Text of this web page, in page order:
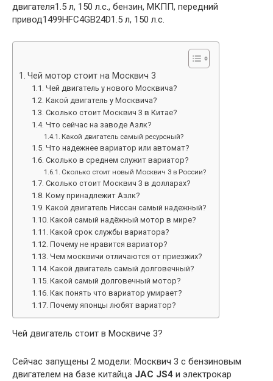
двигателя1.5 л, 150 л.с., бензин, МКПП, передний
привод1499HFC4GB24D1.5 л, 150 л.с.
Чей мотор стоит на Москвич 3
Чей двигатель у нового Москвича?
Какой двигатель у Москвича?
Сколько стоит Москвич 3 в Китае?
Что сейчас на заводе Азлк?
Какой двигатель самый ресурсный?
Что надежнее вариатор или автомат?
Сколько в среднем служит вариатор?
Сколько стоит новый Москвич 3 в России?
Сколько стоит Москвич 3 в долларах?
Кому принадлежит Азлк?
Какой двигатель Ниссан самый надежный?
Какой самый надёжный мотор в мире?
Какой срок службы вариатора?
Почему не нравится вариатор?
Чем москвичи отличаются от приезжих?
Какой двигатель самый долговечный?
Какой самый долговечный мотор?
Как понять что вариатор умирает?
Почему японцы любят вариатор?
Чей двигатель стоит в Москвиче 3?
Сейчас запущены 2 модели: Москвич 3 с бензиновым
двигателем на базе китайца JAC JS4 и электрокар